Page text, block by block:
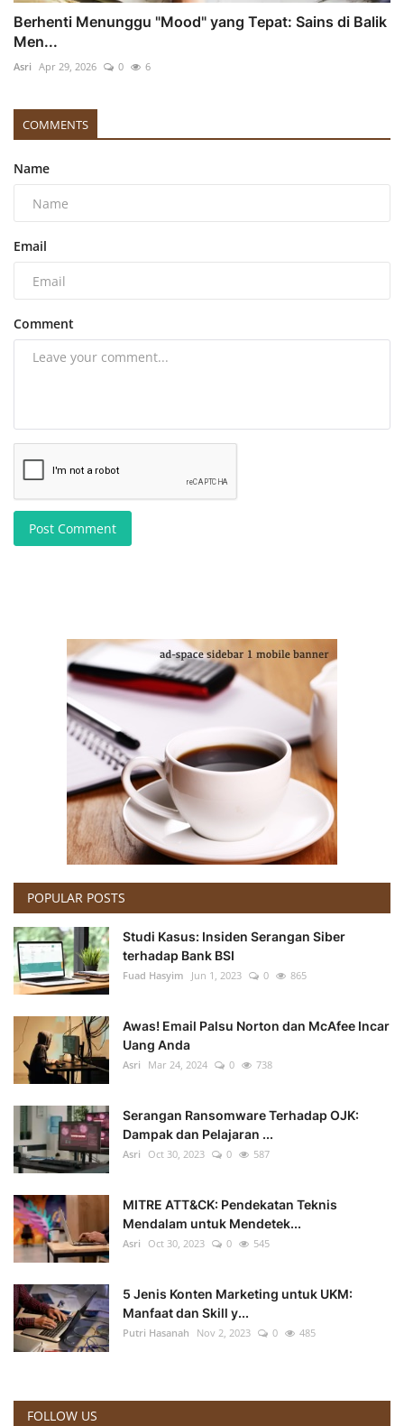
Berhenti Menunggu "Mood" yang Tepat: Sains di Balik
Men...
Asri Apr 29, 2026 0 6
COMMENTS
Name
Email
Comment
Post Comment
POPULAR POSTS
Studi Kasus: Insiden Serangan Siber
terhadap Bank BSI
Fuad Hasyim Jun 1, 2023 0 865
Awas! Email Palsu Norton dan McAfee Incar
Uang Anda
Asri Mar 24, 2024 0 738
Serangan Ransomware Terhadap OJK:
Dampak dan Pelajaran ...
Asri Oct 30, 2023 0 587
MITRE ATT&CK: Pendekatan Teknis
Mendalam untuk Mendetek...
Asri Oct 30, 2023 0 545
5 Jenis Konten Marketing untuk UKM:
Manfaat dan Skill y...
Putri Hasanah Nov 2, 2023 0 485
FOLLOW US